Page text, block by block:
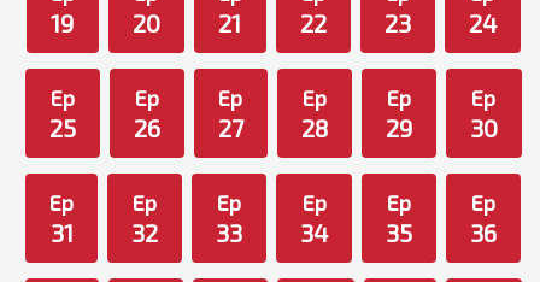
19 20 21 22 23 24
Ep
25
Ep
26
Ep
27
Ep
28
Ep
29
Ep
30
Ep
31
Ep
32
Ep
33
Ep
34
Ep
35
Ep
36